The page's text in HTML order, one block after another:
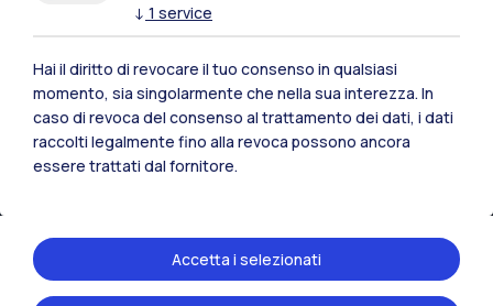
↓ 1 service
Hai il diritto di revocare il tuo consenso in qualsiasi
momento, sia singolarmente che nella sua interezza. In
caso di revoca del consenso al trattamento dei dati, i dati
raccolti legalmente fino alla revoca possono ancora
essere trattati dal fornitore.
Accetta i selezionati